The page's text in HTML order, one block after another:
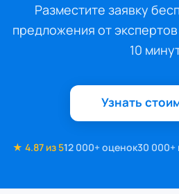
Разместите заявку
предложения от
10
Узнать
★ 4.87 из 512 000+ оценок30 000+